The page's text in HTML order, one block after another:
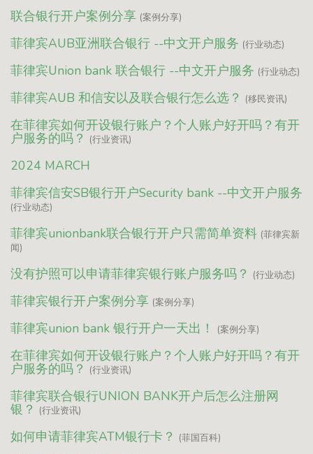
联合银行开户案例分享 (案例分享)
菲律宾AUB亚洲联合银行 --中文开户服务 (行业动态)
菲律宾Union bank 联合银行 --中文开户服务 (行业动态)
菲律宾AUB 和信安以及联合银行怎么选？ (移民资讯)
在菲律宾如何开设银行账户？个人账户好开吗？有开
户服务的吗？ (行业资讯)
2024 MARCH
菲律宾信安SB银行开户Security bank --中文开户服务
(行业动态)
菲律宾unionbank联合银行开户只需简单资料 (菲律宾新
闻)
没有护照可以申请菲律宾银行账户服务吗？ (行业动态)
菲律宾银行开户案例分享 (案例分享)
菲律宾union bank 银行开户一天出！ (案例分享)
在菲律宾如何开设银行账户？个人账户好开吗？有开
户服务的吗？ (行业资讯)
菲律宾联合银行UNION BANK开户后怎么注册网
银？ (行业资讯)
如何申请菲律宾ATM银行卡？ (菲国百科)